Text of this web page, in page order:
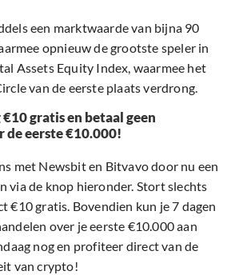
een marktwaarde van bijna 90
opnieuw de grootste speler in
Assets Equity Index, waarmee het
van de eerste plaats verdrong.
gratis en betaal geen
de eerste €10.000!
met Newsbit en Bitvavo door nu een
via de knop hieronder. Stort slechts
€10 gratis. Bovendien kun je 7 dagen
over je eerste €10.000 aan
nog en profiteer direct van de
van crypto!